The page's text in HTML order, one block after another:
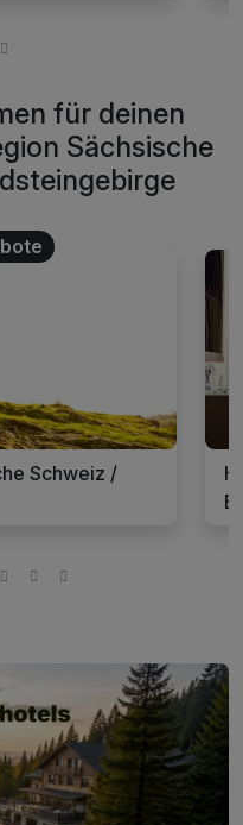
für deinen
Sächsische
Schweiz /